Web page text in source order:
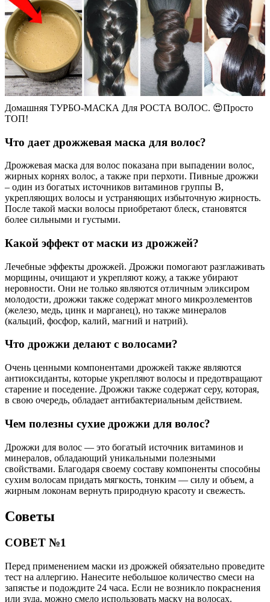
Домашняя ТУРБО-МАСКА Для РОСТА ВОЛОС. 😍Просто
ТОП!
Что дает дрожжевая маска для волос?
Дрожжевая маска для волос показана при выпадении волос,
жирных корнях волос, а также при перхоти. Пивные дрожжи
– один из богатых источников витаминов группы В,
укрепляющих волосы и устраняющих избыточную жирность.
После такой маски волосы приобретают блеск, становятся
более сильными и густыми.
Какой эффект от маски из дрожжей?
Лечебные эффекты дрожжей. Дрожжи помогают разглаживать
морщины, очищают и укрепляют кожу, а также убирают
неровности. Они не только являются отличным эликсиром
молодости, дрожжи также содержат много микроэлементов
(железо, медь, цинк и марганец), но также минералов
(кальций, фосфор, калий, магний и натрий).
Что дрожжи делают с волосами?
Очень ценными компонентами дрожжей также являются
антиоксиданты, которые укрепляют волосы и предотвращают
старение и поседение. Дрожжи также содержат серу, которая,
в свою очередь, обладает антибактериальным действием.
Чем полезны сухие дрожжи для волос?
Дрожжи для волос — это богатый источник витаминов и
минералов, обладающий уникальными полезными
свойствами. Благодаря своему составу компоненты способны
сухим волосам придать мягкость, тонким — силу и объем, а
жирным локонам вернуть природную красоту и свежесть.
Советы
СОВЕТ №1
Перед применением маски из дрожжей обязательно проведите
тест на аллергию. Нанесите небольшое количество смеси на
запястье и подождите 24 часа. Если не возникло покраснения
или зуда, можно смело использовать маску на волосах.